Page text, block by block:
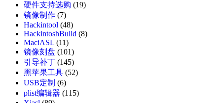
硬件支持选购 (19)
镜像制作 (7)
Hackintool (48)
HackintoshBuild (8)
MaciASL (11)
镜像刻盘 (101)
引导补丁 (145)
黑苹果工具 (52)
USB定制 (6)
plist编辑器 (115)